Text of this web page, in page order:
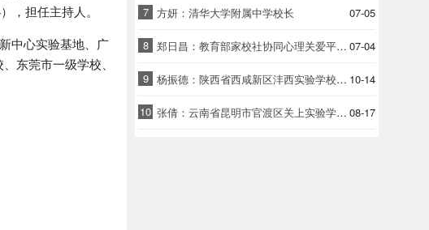
，担任主持人。
中心实验基地、广
东莞市一级学校、
7 07-05
方妍：清华大学附属中学校长
8 07-04
郑日昌：教育部家校社协同心理关爱平台首席专家、北京师范大学教授
9 10-14
杨振德：陕西省西咸新区沣西实验学校教育集团总校长
10 08-17
张倩：云南省昆明市官渡区关上实验学校党委书记、校长